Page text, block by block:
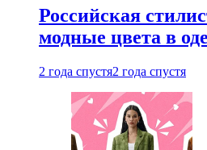
Российская
модные цвета в
2 года спустя2 года спустя